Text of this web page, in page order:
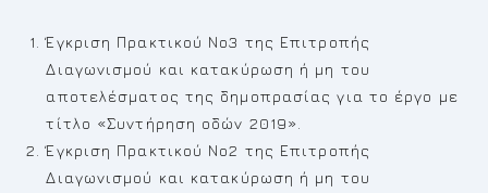
Έγκριση Πρακτικού Νο3 της Επιτροπής
Διαγωνισμού και κατακύρωση ή μη του
αποτελέσματος της δημοπρασίας για το έργο με
τίτλο «Συντήρηση οδών 2019».
Έγκριση Πρακτικού Νο2 της Επιτροπής
Διαγωνισμού και κατακύρωση ή μη του